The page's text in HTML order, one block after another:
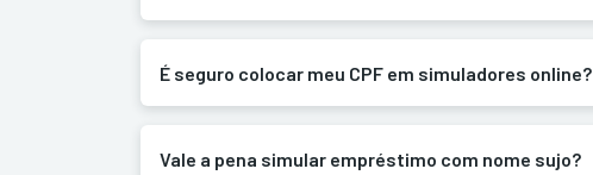
É seguro colocar meu CPF em simuladores online?
Vale a pena simular empréstimo com nome sujo?